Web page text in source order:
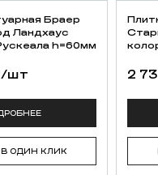
Браер
Ландхаус
h=60мм
/шт
В ОДИН КЛИК
2